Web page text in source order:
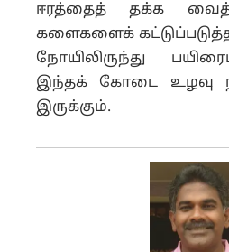
ஈரத்தைத் தக்க
களைகளைக்
நோயிலிருந்து
இந்தக் கோடை உழவு
இருக்கும்.